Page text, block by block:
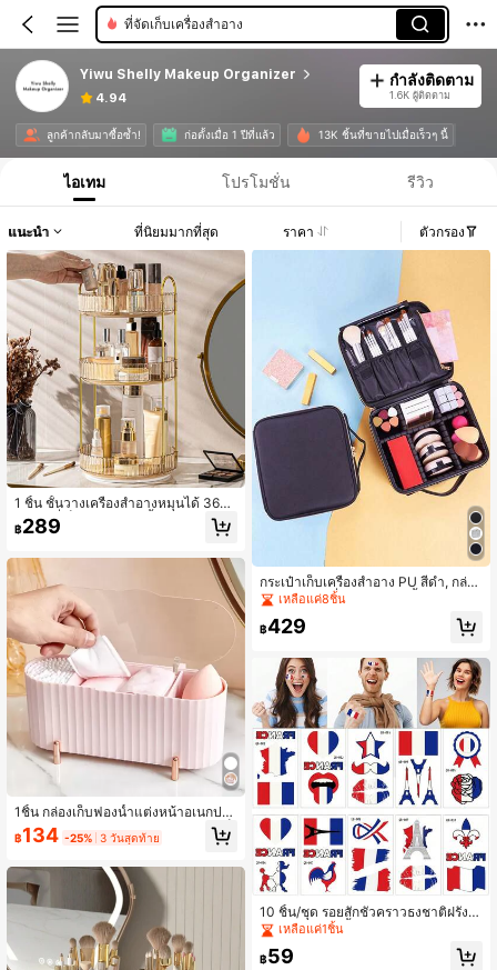
ที่จัดเก็บเครื่องสำอาง
Yiwu Shelly Makeup Organizer
4.94
กำลังติดตาม
1.6K ผู้ติดตาม
ลูกค้ากลับมาซื้อซ้ำ! ก่อตั้งเมื่อ 1 ปีที่แล้ว 13K ชิ้นที่ขายไปเมื่อเร็วๆ นี้
ไอเทม โปรโมชั่น รีวิว
แนะนำ ที่นิยมมากที่สุด ราคา ตัวกรอง
1 ชิ้น ชั้นวางเครื่องสำอางหมุนได้ 360
องศา, ที่เก็บของในห้องน้ำความจุขนาด
ใหญ่, ที่จัดระเบียบเครื่องสำอางบนโต๊ะเ
ร่งใสพร้อมชั้นวางที่ถอดออกได้และเสริ
มแรงสำหรับขวดสูง, กระเป๋า, กระเป๋าเค
รื่องสำอาง, โต๊ะเครื่องแป้ง, การเดินทา
ง, กระเป๋าแต่งหน้า, ที่เก็บของ, ที่จัดระเ
บียบเครื่องสำอาง, กระเป๋าใส่เครื่องใช้ใ
นห้องน้ำ, ที่จัดระเบียบโต๊ะ, กระเป๋าเครื่
องสำอาง, กระเป๋าแต่งหน้า, ที่จัดระเบีย
บแต่งหน้า, อุปกรณ์เสริมโต๊ะเครื่องแป้ง,
กระเป๋าแต่งหน้า, กระเป๋าแต่งหน้า, กล่อ
งเครื่องประดับ, กระเป๋า, ที่ใส่แปรงแต่ง
องขวัญคริสต์มาส, ไอเดียของขวัญสำห
รับผู้หญิง, ของตกแต่งห้อง
฿289
1ชิ้น กล่องเก็บฟองน้ำแต่งหน้าอเนกประ
สงค์พร้อมก้านทำความสะอาด, กล่องเก็
บเครื่องสำอางชุบด้วยไฟฟ้ากันฝุ่นกัน
าปิด, กล่องเก็บอุปกรณ์แต่งหน้าความจุ
ขนาดใหญ่, กล่องเครื่องประดับ, กระเป๋
า, ที่ใส่แปรงแต่งหน้า, ที่ใส่แปรง, ที่จัดร
ะเบียบน้ำหอม, กระเป๋าใส่ของ, ของขวั
ญสำหรับผู้หญิง, ของขวัญคริสต์มาส, ไอ
เดียของขวัญสำหรับผู้หญิง, ของตกแต่ง
฿134 -25% 3 วันสุดท้าย
กระเป๋าเก็บเครื่องสำอาง PU สีดำ, กล่อง
จัดระเบียบเครื่องสำอางกันน้ำสำหรับเดิ
ออาชีพ, 1 ชิ้น, ตกแต่งห้อง, กระเป๋า, กร
ทาง, กระเป๋าเครื่องสำอาง, สิ่งจำเป็นสำ
หรับการเดินทาง, กระเป๋าจัดระเบียบ, ก
ารจัดเก็บ, สิ่งจำเป็นสำหรับการเดินทาง
เหลือแค่8ชิ้น
฿429
10 ชิ้น/ชุด รอยสักชั่วคราวธงชาติฝรั่งเศ
ส, สติกเกอร์กันน้ำสำหรับใบหน้า/แขน
สำหรับฟุตบอลโลก, แฟนบอลผู้รักชาติฝ
รั่งเศส
เหลือแค่1ชิ้น
฿59